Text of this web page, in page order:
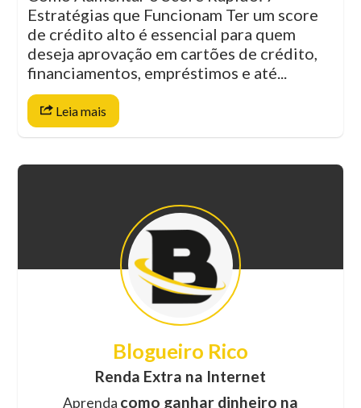
Estratégias que Funcionam Ter um score
de crédito alto é essencial para quem
deseja aprovação em cartões de crédito,
financiamentos, empréstimos e até...
Leia mais
Blogueiro Rico
Renda Extra na Internet
Aprenda como ganhar dinheiro na